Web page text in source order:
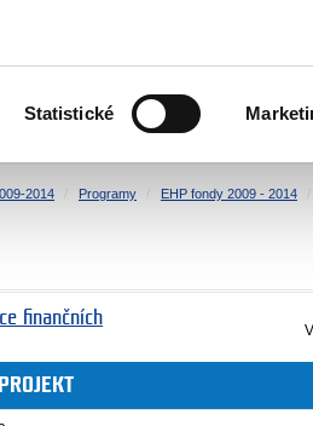
Statistické SPRAVEDLNOST
2014 Programy EHP fondy 2009 - 2014
finančních
PROJEKT